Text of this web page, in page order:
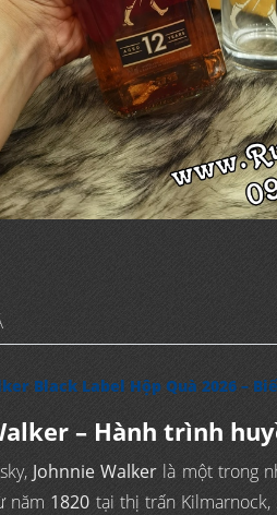
Black Label Hộp Quà 2026 –
– Hành trình
Johnnie Walker là một trong
năm 1820 tại thị trấn